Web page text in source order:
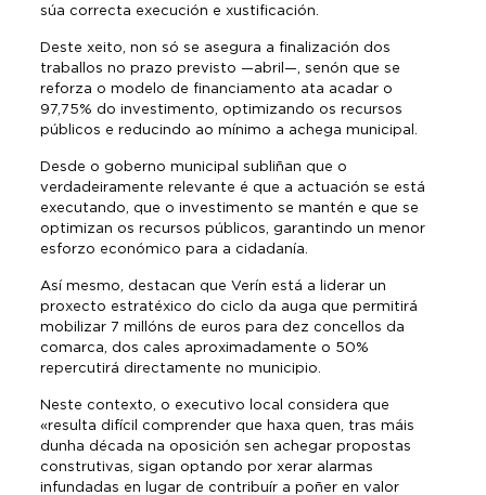
súa correcta execución e xustificación.
Deste xeito, non só se asegura a finalización dos
traballos no prazo previsto —abril—, senón que se
reforza o modelo de financiamento ata acadar o
97,75% do investimento, optimizando os recursos
públicos e reducindo ao mínimo a achega municipal.
Desde o goberno municipal subliñan que o
verdadeiramente relevante é que a actuación se está
executando, que o investimento se mantén e que se
optimizan os recursos públicos, garantindo un menor
esforzo económico para a cidadanía.
Así mesmo, destacan que Verín está a liderar un
proxecto estratéxico do ciclo da auga que permitirá
mobilizar 7 millóns de euros para dez concellos da
comarca, dos cales aproximadamente o 50%
repercutirá directamente no municipio.
Neste contexto, o executivo local considera que
«resulta difícil comprender que haxa quen, tras máis
dunha década na oposición sen achegar propostas
construtivas, sigan optando por xerar alarmas
infundadas en lugar de contribuír a poñer en valor